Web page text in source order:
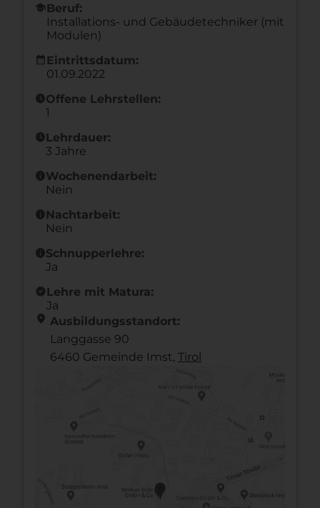
schoolBeruf:
Installations- und Gebäudetechniker (mit
Modulen)
calendar_month Eintrittsdatum:
01.09.2022
scheduleOffene Lehrstellen:
1
scheduleLehrdauer:
3 Jahre
infoWochenendarbeit:
Nein
infoNachtarbeit:
Nein
infoSchnupperlehre:
Ja
new_releasesLehre mit Matura:
Ja
location_on Ausbildungsstandort:
Langgasse 90
6460 Gemeinde Imst, Tirol